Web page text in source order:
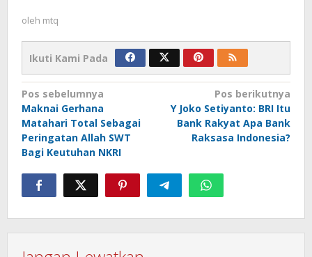
oleh mtq
Ikuti Kami Pada
Navigasi
pos
Pos sebelumnya
Maknai Gerhana
Matahari Total Sebagai
Peringatan Allah SWT
Bagi Keutuhan NKRI
Pos berikutnya
Y Joko Setiyanto: BRI Itu
Bank Rakyat Apa Bank
Raksasa Indonesia?